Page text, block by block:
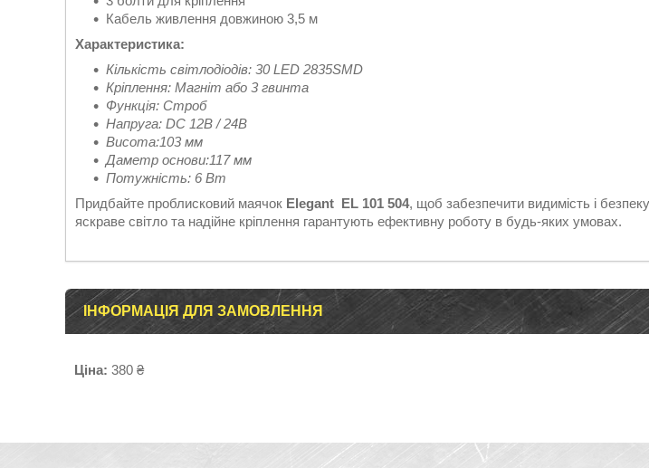
Кабель живлення довжиною 3,5 м
Характеристика:
Кількість світлодіодів: 30 LED 2835SMD
Кріплення: Магніт або 3 гвинта
Функція: Строб
Напруга: DC 12В / 24В
Висота:103 мм
Даметр основи:117 мм
Потужність: 6 Вт
Придбайте проблисковий маячок Elegant EL 101 504, щоб забезпечити видимість і
яскраве світло та надійне кріплення гарантують ефективну роботу в будь-яких умовах.
ІНФОРМАЦІЯ ДЛЯ ЗАМОВЛЕННЯ
Ціна: 380 ₴